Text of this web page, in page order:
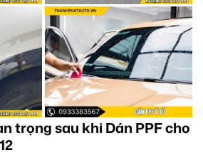
trọng sau khi Dán PPF cho